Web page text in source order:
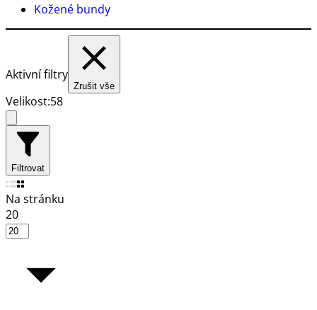
Kožené bundy
Aktivní filtry
Zrušit vše
Velikost:58
Filtrovat
Na stránku
20